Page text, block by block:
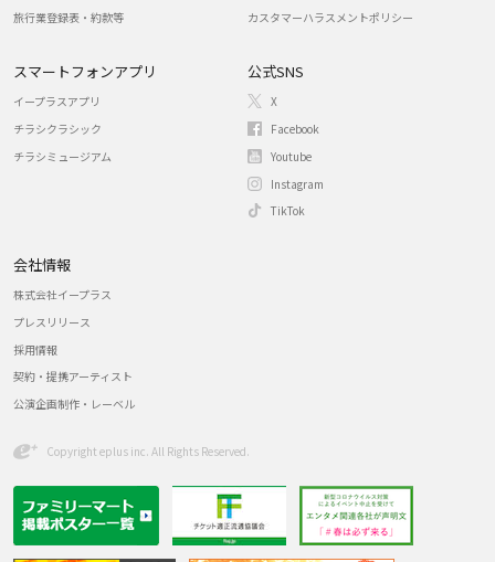
旅行業登録表・約款等
カスタマーハラスメントポリシー
スマートフォンアプリ
イープラスアプリ
チラシクラシック
チラシミュージアム
公式SNS
X
Facebook
Youtube
Instagram
TikTok
会社情報
株式会社イープラス
プレスリリース
採用情報
契約・提携アーティスト
公演企画制作・レーベル
Copyright eplus inc. All Rights Reserved.